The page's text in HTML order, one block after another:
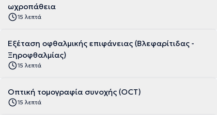
ωχροπάθεια
15 λεπτά
Εξέταση οφθαλμικής επιφάνειας (Βλεφαρίτιδας -
Ξηροφθαλμίας)
15 λεπτά
Οπτική τομογραφία συνοχής (OCT)
15 λεπτά